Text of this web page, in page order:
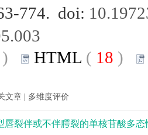
774. doi:
) HTML ( 18 )
文章 多维度评价
唇裂伴或不伴腭裂的单核苷酸多态